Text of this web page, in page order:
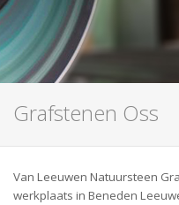
Grafstenen Oss
Van Leeuwen Natuursteen
werkplaats in Beneden